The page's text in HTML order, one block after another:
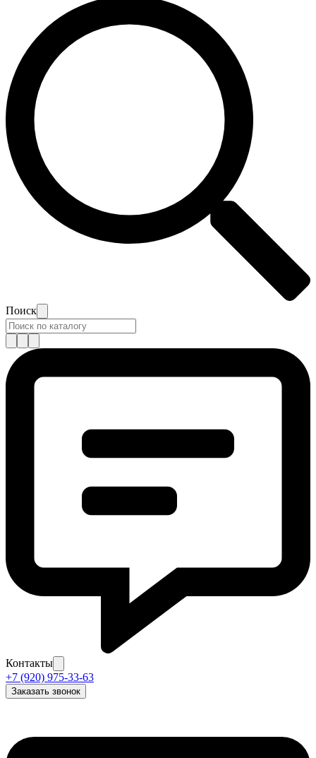
Поиск
Контакты
+7 (920) 975-33-63
Заказать звонок